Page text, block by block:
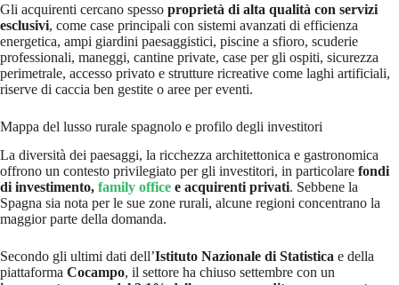
Gli acquirenti cercano spesso proprietà di alta qualità con servizi
esclusivi, come case principali con sistemi avanzati di efficienza
energetica, ampi giardini paesaggistici, piscine a sfioro, scuderie
professionali, maneggi, cantine private, case per gli ospiti, sicurezza
perimetrale, accesso privato e strutture ricreative come laghi artificiali,
riserve di caccia ben gestite o aree per eventi.
Mappa del lusso rurale spagnolo e profilo degli investitori
La diversità dei paesaggi, la ricchezza architettonica e gastronomica
offrono un contesto privilegiato per gli investitori, in particolare fondi
di investimento, family office e acquirenti privati. Sebbene la
Spagna sia nota per le sue zone rurali, alcune regioni concentrano la
maggior parte della domanda.
Secondo gli ultimi dati dell’Istituto Nazionale di Statistica e della
piattaforma Cocampo, il settore ha chiuso settembre con un